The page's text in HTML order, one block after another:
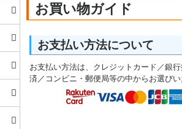
お買い物ガイド
お支払い方法について
お支払い方法は、クレジットカード／銀
済／コンビニ・郵便局等の中からお選びい